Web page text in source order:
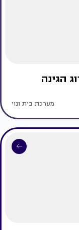
הגינה
מערכת בית ונוי